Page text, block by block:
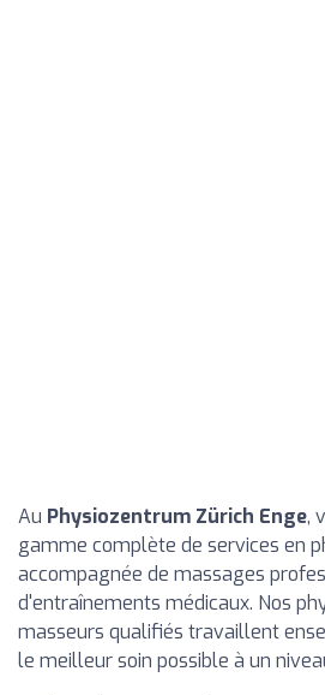
Au Physiozentrum Zürich Enge,
gamme complète de services en
accompagnée de massages
d'entraînements médicaux. Nos
masseurs qualifiés travaillent
le meilleur soin possible à un